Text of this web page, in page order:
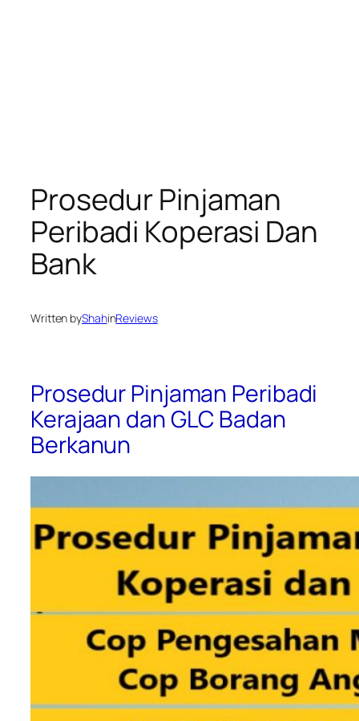
Prosedur Pinjaman
Peribadi Koperasi Dan
Bank
Written byShahinReviews
Prosedur Pinjaman Peribadi
Kerajaan dan GLC Badan
Berkanun